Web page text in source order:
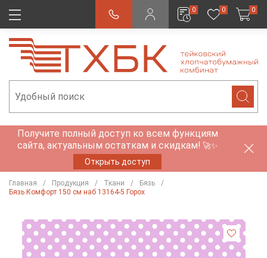
0 0 0
Получите полный доступ ко всем функциям
сайта, актуальным остаткам и скидкам! 🚀✨
Открыть доступ
Главная Продукция Ткани
Бязь
Бязь Комфорт 150 см наб 13164-5 Горох